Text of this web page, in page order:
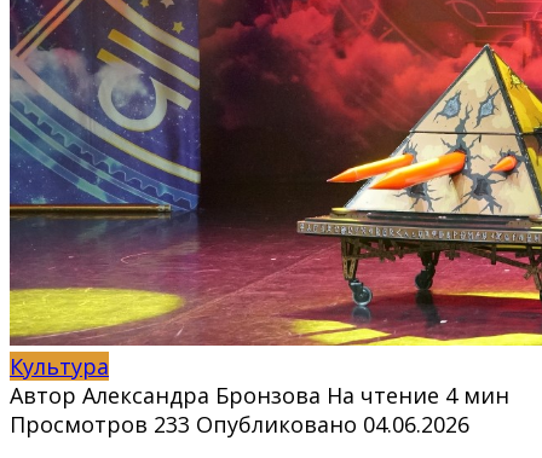
Культура
Автор Александра Бронзова На чтение 4 мин
Просмотров 233 Опубликовано 04.06.2026